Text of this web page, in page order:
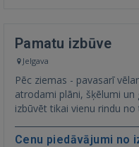
Pamatu izbūve
Jelgava
Pēc ziemas - pavasarī vēlamies
atrodami plāni, šķēlumi un griezumi. 2
Cenu piedāvājumi no